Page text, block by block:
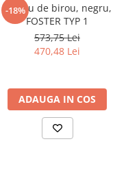
-18%
Fotoliu de birou, negru,
FOSTER TYP 1
573,75 Lei
470,48 Lei
ADAUGA IN COS